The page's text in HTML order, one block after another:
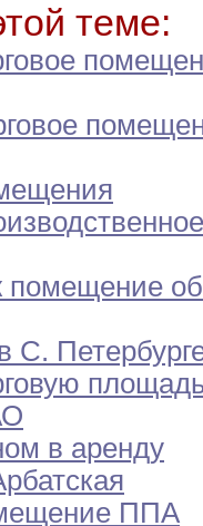
теме:
помещение об
С.
в аренду
ППА